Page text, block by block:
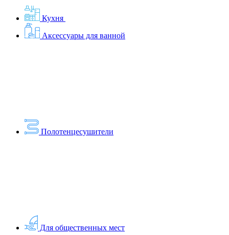
Кухня
Аксессуары для ванной
Полотенцесушители
Для общественных мест